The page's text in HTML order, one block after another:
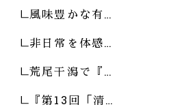
風味豊かな有…
非日常を体感…
荒尾干潟で『…
『第13回「清…